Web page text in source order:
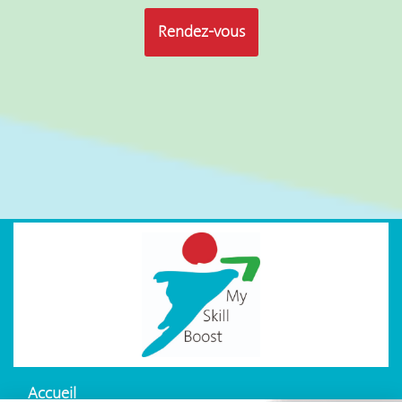
Rendez-vous
Accueil